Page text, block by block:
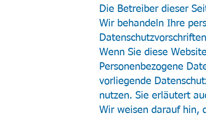
Die Betreiber dieser
Wir behandeln Ihre
Wenn Sie diese
Personenbezogene
vorliegende
nutzen. Sie erläutert
Wir weisen darauf hin,